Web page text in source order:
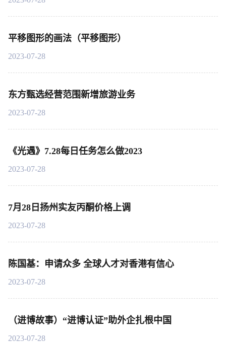
平移图形的画法（平移图形）
2023-07-28
东方甄选经营范围新增旅游业务
2023-07-28
《光遇》7.28每日任务怎么做2023
2023-07-28
7月28日扬州实友丙酮价格上调
2023-07-28
陈国基：申请众多 全球人才对香港有信心
2023-07-28
（进博故事）“进博认证”助外企扎根中国
2023-07-28